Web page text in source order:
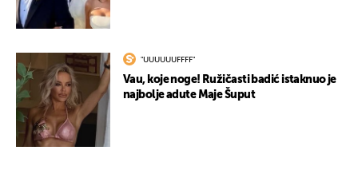
"UUUUUUFFFF"
Vau, koje noge! Ružičasti badić istaknuo je
najbolje adute Maje Šuput
UKLJUČITE NOTIFIKACIJE